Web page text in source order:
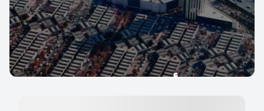
إستوش لتأجير السيارات